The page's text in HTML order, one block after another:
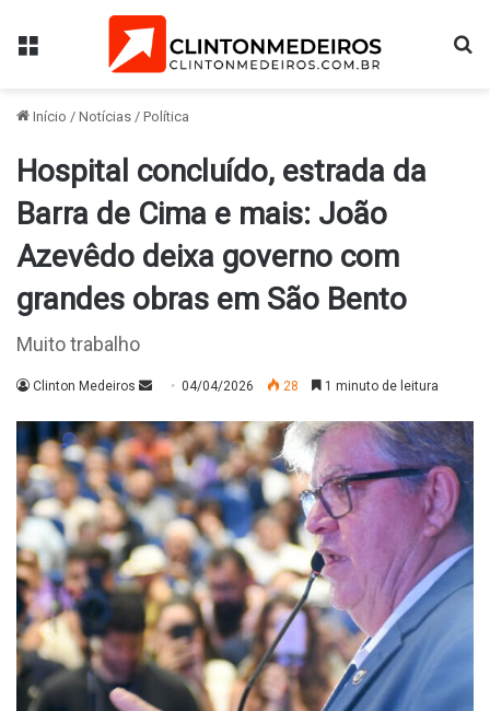
Menu
Início / Notícias / Política
Hospital concluído, estrada da
Barra de Cima e mais: João
Azevêdo deixa governo com
grandes obras em São Bento
Muito trabalho
Clinton Medeiros
Mande
e-
mail
04/04/2026 28 1 minuto de leitura